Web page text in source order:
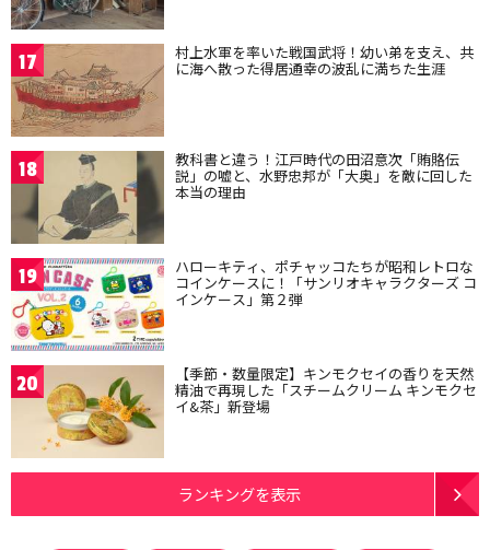
17 村上水軍を率いた戦国武将！幼い弟を支え、共
に海へ散った得居通幸の波乱に満ちた生涯
18 教科書と違う！江戸時代の田沼意次「賄賂伝
説」の嘘と、水野忠邦が「大奥」を敵に回した
本当の理由
19 ハローキティ、ポチャッコたちが昭和レトロな
コインケースに！「サンリオキャラクターズ コ
インケース」第２弾
20 【季節・数量限定】キンモクセイの香りを天然
精油で再現した「スチームクリーム キンモクセ
イ&茶」新登場
ランキングを表示